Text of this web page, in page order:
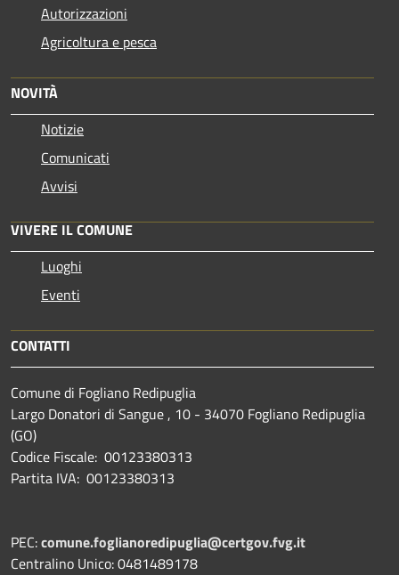
Autorizzazioni
Agricoltura e pesca
NOVITÀ
Notizie
Comunicati
Avvisi
VIVERE IL COMUNE
Luoghi
Eventi
CONTATTI
Comune di Fogliano Redipuglia
Largo Donatori di Sangue , 10 - 34070 Fogliano Redipuglia
(GO)
Codice Fiscale: 00123380313
Partita IVA: 00123380313
PEC:comune.foglianoredipuglia@certgov.fvg.it
Centralino Unico: 0481489178